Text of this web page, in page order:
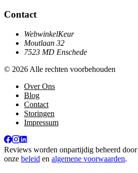
Contact
WebwinkelKeur
Moutlaan 32
7523 MD Enschede
© 2026 Alle rechten voorbehouden
Over Ons
Blog
Contact
Storingen
Impressum
Reviews worden onpartijdig beheerd door
onze beleid en algemene voorwaarden.